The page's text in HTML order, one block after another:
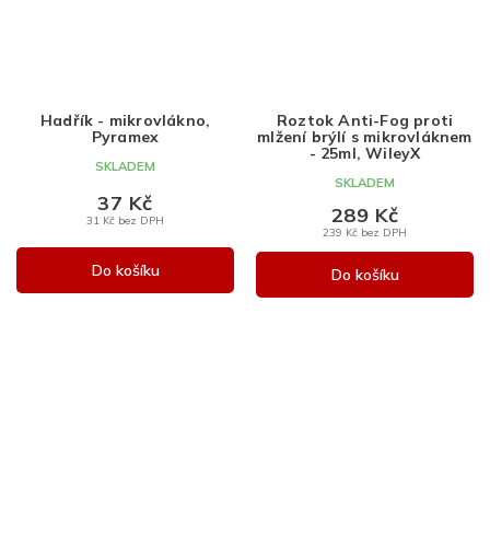
Hadřík - mikrovlákno,
Pyramex
SKLADEM
31 Kč bez DPH
37 Kč
Do košíku
Roztok Anti-Fog proti
mlžení brýlí s mikrovláknem
- 25ml, WileyX
SKLADEM
239 Kč bez DPH
289 Kč
Do košíku